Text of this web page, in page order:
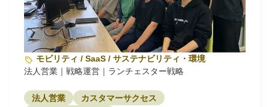
モビリティ / SaaS / サステナビリティ・環境
法人営業｜戦略運営｜ランチェスター戦略
法人営業
カスタマーサクセス